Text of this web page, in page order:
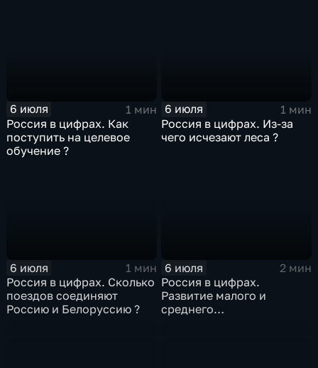
6 июля
1 мин
Россия в цифрах. Как
поступить на целевое
обучение ?
6 июля
1 мин
Россия в цифрах. Из-за
чего исчезают леса ?
6 июля
1 мин
Россия в цифрах. Сколько
поездов соединяют
Россию и Белоруссию ?
6 июля
2 мин
Россия в цифрах.
Развитие малого и
среднего